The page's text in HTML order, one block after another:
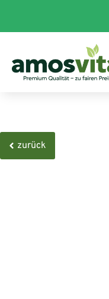
zurück